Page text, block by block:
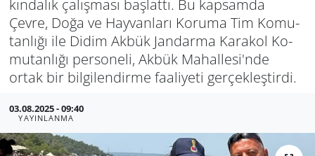
kın­da­lık ça­lış­ma­sı baş­lat­tı. Bu kap­sam­da
Çevre, Doğa ve Hay­van­la­rı Ko­ru­ma Tim Ko­mu­
tan­lı­ğı ile Didim Akbük Jan­dar­ma Ka­ra­kol Ko­
mu­tan­lı­ğı per­so­ne­li, Akbük Ma­hal­le­si'nde
ortak bir bil­gi­len­dir­me fa­ali­ye­ti ger­çek­leş­tir­di.
03.08.2025 - 09:40
YAYINLANMA
GÜNDEM
HABERDE İNSAN
MAGAZİN